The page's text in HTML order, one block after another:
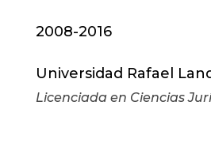
2008-2016
Universidad Rafael
Licenciada en Ciencias